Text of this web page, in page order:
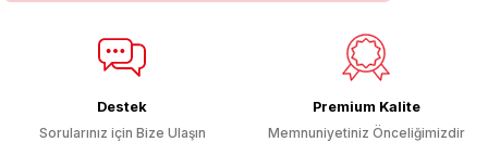
Destek
Sorularınız için Bize Ulaşın
Premium Kalite
Memnuniyetiniz Önceliğimizdir